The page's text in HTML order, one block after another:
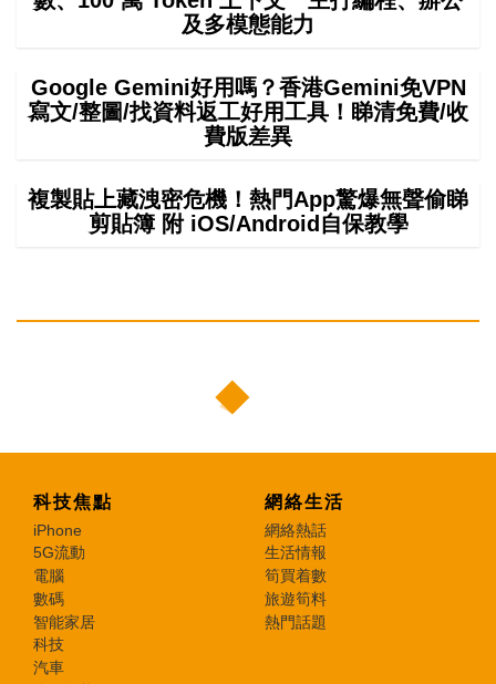
及多模態能力
Google Gemini好用嗎？香港Gemini免VPN
寫文/整圖/找資料返工好用工具！睇清免費/收
費版差異
複製貼上藏洩密危機！熱門App驚爆無聲偷睇
剪貼簿 附 iOS/Android自保教學
科技焦點
iPhone
5G流動
電腦
數碼
智能家居
科技
汽車
網絡生活
網絡熱話
生活情報
筍買着數
旅遊筍料
熱門話題